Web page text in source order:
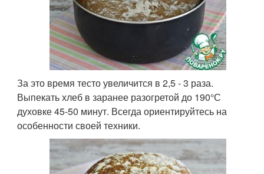
За это время тесто увеличится в 2,5 - 3 раза.
Выпекать хлеб в заранее разогретой до 190°С
духовке 45-50 минут. Всегда ориентируйтесь на
особенности своей техники.